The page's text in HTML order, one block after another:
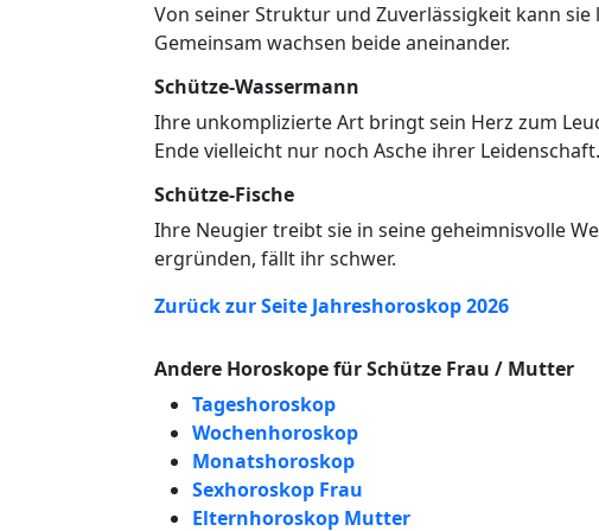
Von seiner Struktur und Zuverlässigkeit kann
Gemeinsam wachsen beide aneinander.
Schütze-Wassermann
Ihre unkomplizierte Art bringt sein Herz zum
Ende vielleicht nur noch Asche ihrer Leidenschaft.
Schütze-Fische
Ihre Neugier treibt sie in seine geheimnisvolle
ergründen, fällt ihr schwer.
Zurück zur Seite Jahreshoroskop 2026
Andere Horoskope für Schütze Frau / Mutter
Tageshoroskop
Wochenhoroskop
Monatshoroskop
Sexhoroskop Frau
Elternhoroskop Mutter